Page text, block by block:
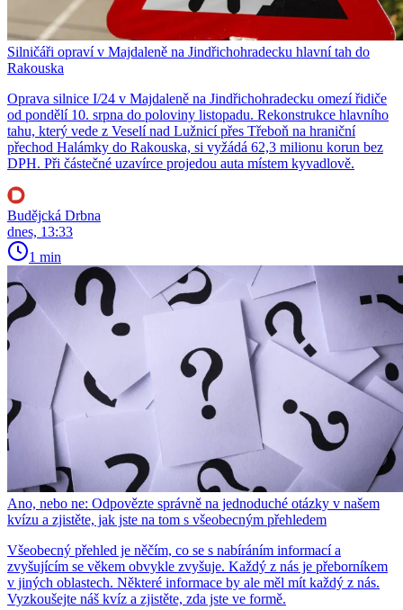
Silničáři opraví v Majdaleně na Jindřichohradecku hlavní tah do
Rakouska
Oprava silnice I/24 v Majdaleně na Jindřichohradecku omezí řidiče
od pondělí 10. srpna do poloviny listopadu. Rekonstrukce hlavního
tahu, který vede z Veselí nad Lužnicí přes Třeboň na hraniční
přechod Halámky do Rakouska, si vyžádá 62,3 milionu korun bez
DPH. Při částečné uzavírce projedou auta místem kyvadlově.
Budějcká Drbna
dnes, 13:33
1 min
Ano, nebo ne: Odpovězte správně na jednoduché otázky v našem
kvízu a zjistěte, jak jste na tom s všeobecným přehledem
Všeobecný přehled je něčím, co se s nabíráním informací a
zvyšujícím se věkem obvykle zvyšuje. Každý z nás je přeborníkem
v jiných oblastech. Některé informace by ale měl mít každý z nás.
Vyzkoušejte náš kvíz a zjistěte, zda jste ve formě.